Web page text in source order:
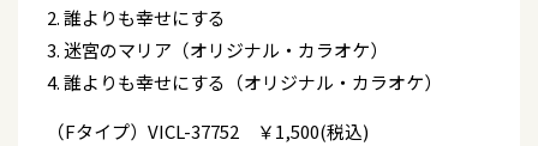
2. 誰よりも幸せにする
3. 迷宮のマリア（オリジナル・カラオケ）
4. 誰よりも幸せにする（オリジナル・カラオケ）
（Fタイプ）VICL-37752 ￥1,500(税込)